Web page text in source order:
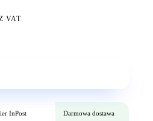
VAT
InPost Darmowa dostawa